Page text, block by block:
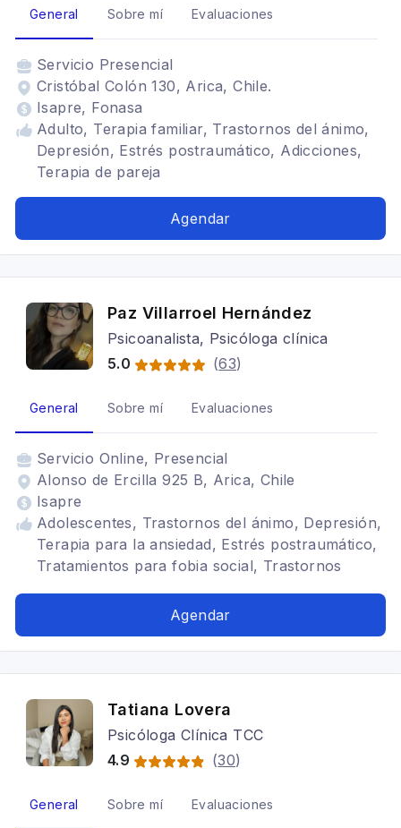
General Sobre mí Evaluaciones
Servicio Presencial
Cristóbal Colón 130, Arica, Chile.
Isapre, Fonasa
Adulto, Terapia familiar, Trastornos del ánimo,
Depresión, Estrés postraumático, Adicciones,
Terapia de pareja
Agendar
Paz Villarroel Hernández
Psicoanalista, Psicóloga clínica
5.0
(63)
General Sobre mí Evaluaciones
Servicio Online, Presencial
Alonso de Ercilla 925 B, Arica, Chile
Isapre
Adolescentes, Trastornos del ánimo, Depresión,
Terapia para la ansiedad, Estrés postraumático,
Tratamientos para fobia social, Trastornos
Psicoanálisis, AdultoAgendar
Tatiana Lovera
Psicóloga Clínica TCC
4.9
(30)
General Sobre mí Evaluaciones